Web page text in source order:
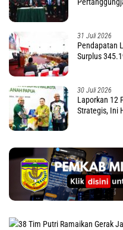
31 Juli 2026
Pendapatan
Surplus
30 Juli 2026
Laporkan 12
Strategis, Ini